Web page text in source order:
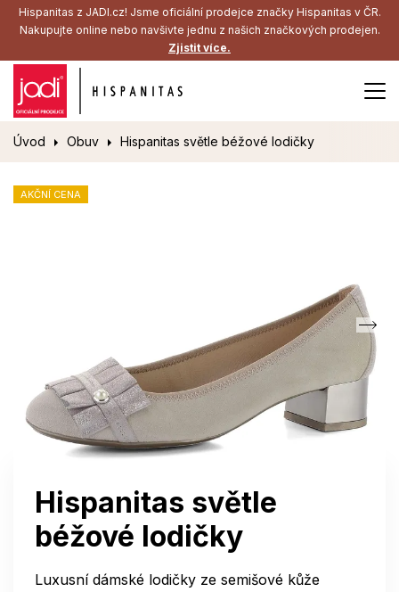
Hispanitas z JADI.cz! Jsme oficiální prodejce značky Hispanitas v ČR.
Nakupujte online nebo navšivte jednu z našich značkových prodejen.
Zjistit více.
Úvod Obuv Hispanitas světle béžové lodičky
AKČNÍ CENA
Hispanitas světle
béžové lodičky
Luxusní dámské lodičky ze semišové kůže